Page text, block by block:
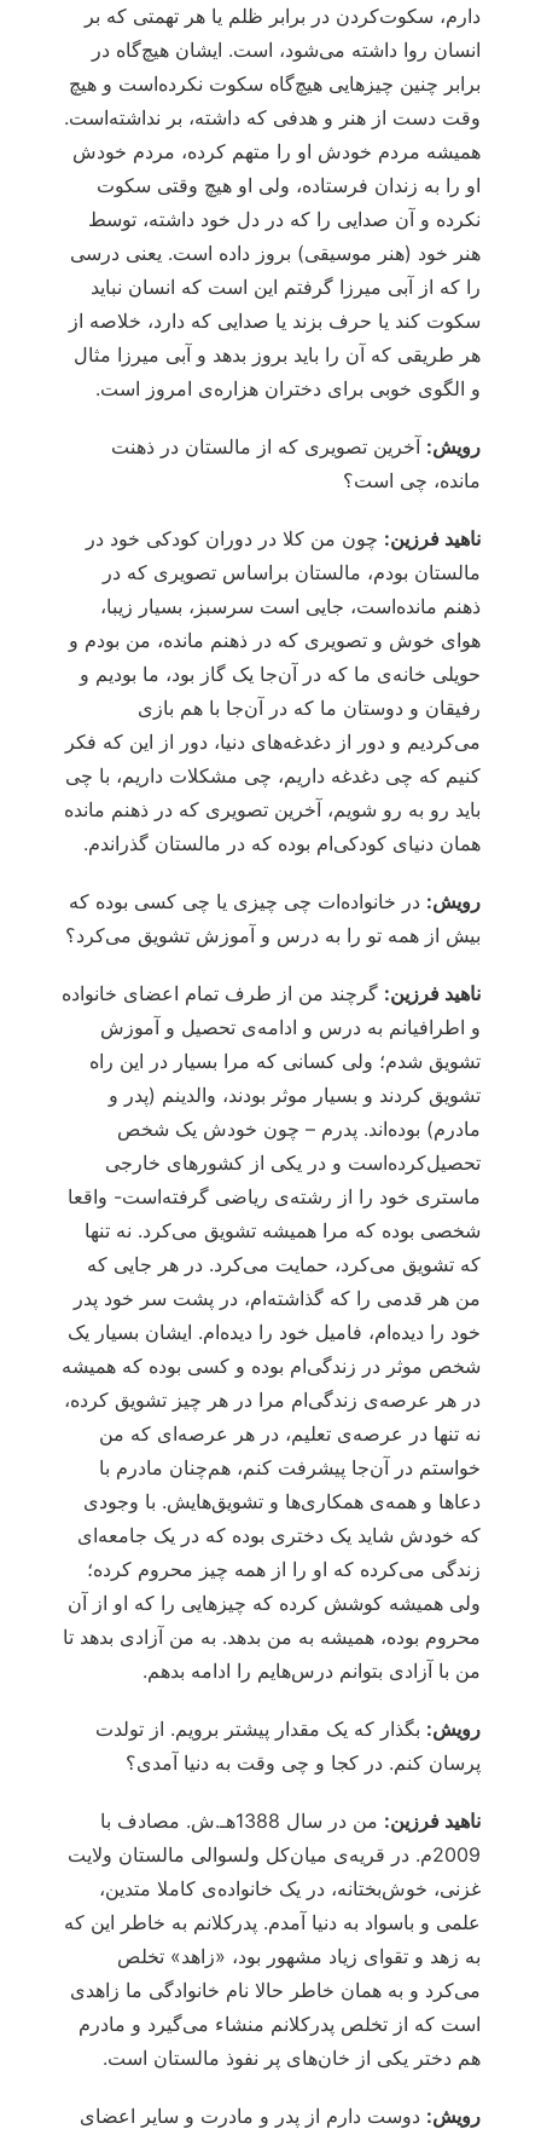
دارم، سکوت‌کردن در برابر ظلم یا هر تهمتی که بر
انسان روا داشته می‌شود، است. ایشان هیچ‌گاه در
برابر چنین چیزهایی هیچ‌گاه سکوت نکرده‌است و هیچ‌
وقت دست از هنر و هدفی که داشته، بر نداشته‌است.
همیشه مردم خودش او را متهم کرده، مردم خودش
او را به زندان فرستاده، ولی او هیچ وقتی سکوت
نکرده و آن صدایی را که در دل خود داشته، توسط
هنر خود (هنر موسیقی) بروز داده است. یعنی درسی
را که از آبی میرزا گرفتم این است که انسان نباید
سکوت کند یا حرف بزند یا صدایی که دارد، خلاصه از
هر طریقی که آن را باید بروز بدهد و آبی میرزا مثال
و الگوی خوبی برای دختران هزاره‌ی امروز است.
رویش: آخرین تصویری که از مالستان در ذهنت
مانده‌، چی است؟
ناهید فرزین: چون من کلا در دوران کودکی خود در
مالستان بودم، مالستان براساس تصویری که در
ذهنم مانده‌است، جایی است سرسبز، بسیار زیبا،
هوای خوش و تصویری که در ذهنم مانده، من بودم و
حویلی خانه‌ی ما که در آن‌جا یک گاز بود، ما بودیم و
رفیقان و دوستان ما که در آن‌جا با هم بازی
می‌کردیم و دور از دغدغه‌های دنیا، دور از این که فکر
کنیم که چی دغدغه داریم، چی مشکلات داریم، با چی
باید رو به رو شویم، آخرین تصویری که در ذهنم مانده
همان دنیای کودکی‌ام بوده که در مالستان گذراندم.
رویش: در خانواده‌ات چی چیزی یا چی کسی بوده که
بیش از همه تو را به درس و آموزش تشویق می‌کرد؟
ناهید فرزین: گرچند من از طرف تمام اعضای خانواده‌
و اطرافیانم به درس و ادامه‌ی تحصیل و آموزش
تشویق شدم؛ ولی کسانی که مرا بسیار در این راه
تشویق کردند و بسیار موثر بودند، والدینم (پدر و
مادرم) بوده‌اند. پدرم – چون خودش یک شخص
تحصیل‌کرده‌است و در یکی از کشورهای خارجی
ماستری خود را از رشته‌ی ریاضی گرفته‌است- واقعا
شخصی بوده که مرا همیشه تشویق می‌کرد. نه تنها
که تشویق می‌کرد، حمایت می‌کرد. در هر جایی که
من هر قدمی را که گذاشته‌ام، در پشت سر خود پدر
خود را دیده‌ام، فامیل خود را دیده‌ام. ایشان بسیار یک
شخص موثر در زندگی‌ام بوده و کسی بوده که همیشه
در هر عرصه‌ی زندگی‌ام مرا در هر چیز تشویق کرده‌،
نه تنها در عرصه‌ی تعلیم، در هر عرصه‌ای که من
خواستم در آن‌جا پیشرفت کنم، هم‌چنان مادرم با
دعاها و همه‌ی همکاری‌ها و تشویق‌هایش. با وجودی
که خودش شاید یک دختری بوده که در یک جامعه‌ای
زندگی می‌کرده که او را از همه چیز محروم کرده؛
ولی همیشه کوشش کرده که چیزهایی را که او از آن
محروم بوده، همیشه به من بدهد. به من آزادی بدهد تا
من با آزادی بتوانم درس‌هایم را ادامه بدهم.
رویش: بگذار که یک مقدار پیشتر برویم. از تولدت
پرسان کنم. در کجا و چی وقت به دنیا آمدی؟
ناهید فرزین:
من در سال 1388هـ.ش. مصادف با
2009م. در قریه‌ی میان‌کل ولسوالی مالستان ولایت
غزنی، خوش‌بختانه، در یک خانواده‌ی کاملا متدین،
علمی و باسواد به دنیا آمدم. پدرکلانم به خاطر این که
به زهد و تقوای زیاد مشهور بود، «زاهد» تخلص
می‌کرد و به همان خاطر حالا نام خانوادگی ما زاهدی
است که از تخلص پدرکلانم منشاء می‌گیرد و مادرم
هم دختر یکی از خان‌های پر نفوذ مالستان است.
رویش: دوست دارم از پدر و مادرت و سایر اعضای